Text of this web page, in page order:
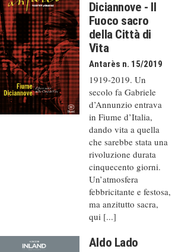
Diciannove - Il
Fuoco sacro
della Città di
Vita
Antarès n. 15/2019
1919-2019. Un
secolo fa Gabriele
d’Annunzio entrava
in Fiume d’Italia,
dando vita a quella
che sarebbe stata una
rivoluzione durata
cinquecento giorni.
Un’atmosfera
febbricitante e festosa,
ma anzitutto sacra,
qui [...]
Aldo Lado